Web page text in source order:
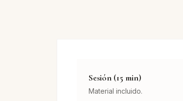
Sesión (15 min)
Material incluido.